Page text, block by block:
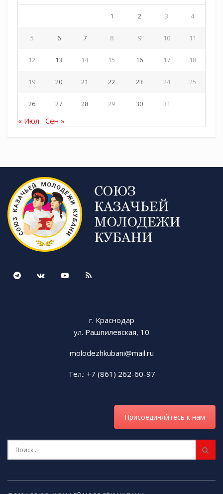
1 2 3 4
5 6 7 8 9 10 11
12 13 14 15 16 17 18
19 20 21 22 23 24 25
26 27 28 29 30 31
« Июл Сен »
г. Краснодар
ул. Рашпилевская, 10
molodezhkubani@mail.ru
Тел.: +7 (861) 262-60-97
Присоединяйтесь к нам